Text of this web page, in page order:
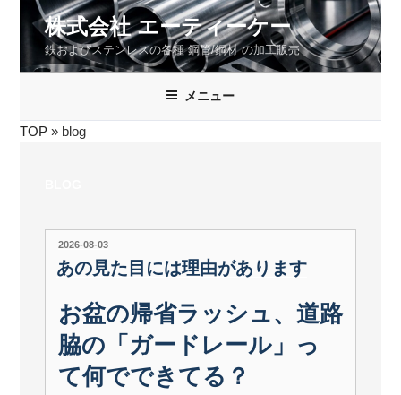
ン
ス
株式会社 エーティーケー
鉄およびステンレスの各種 鋼管/鋼材 の加工販売
メニュー
TOP » blog
投
稿
日:
2026-08-03
あの見た目には理由があります
お盆の帰省ラッシュ、道路
脇の「ガードレール」っ
て何でできてる？